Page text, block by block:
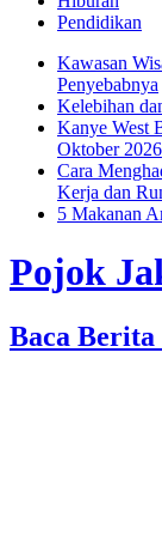
Pendidikan
Kawasan
Penyebabnya
Kelebihan
Kanye West
Oktober 2026
Cara
Kerja dan
5 Makanan
Pojok
Baca